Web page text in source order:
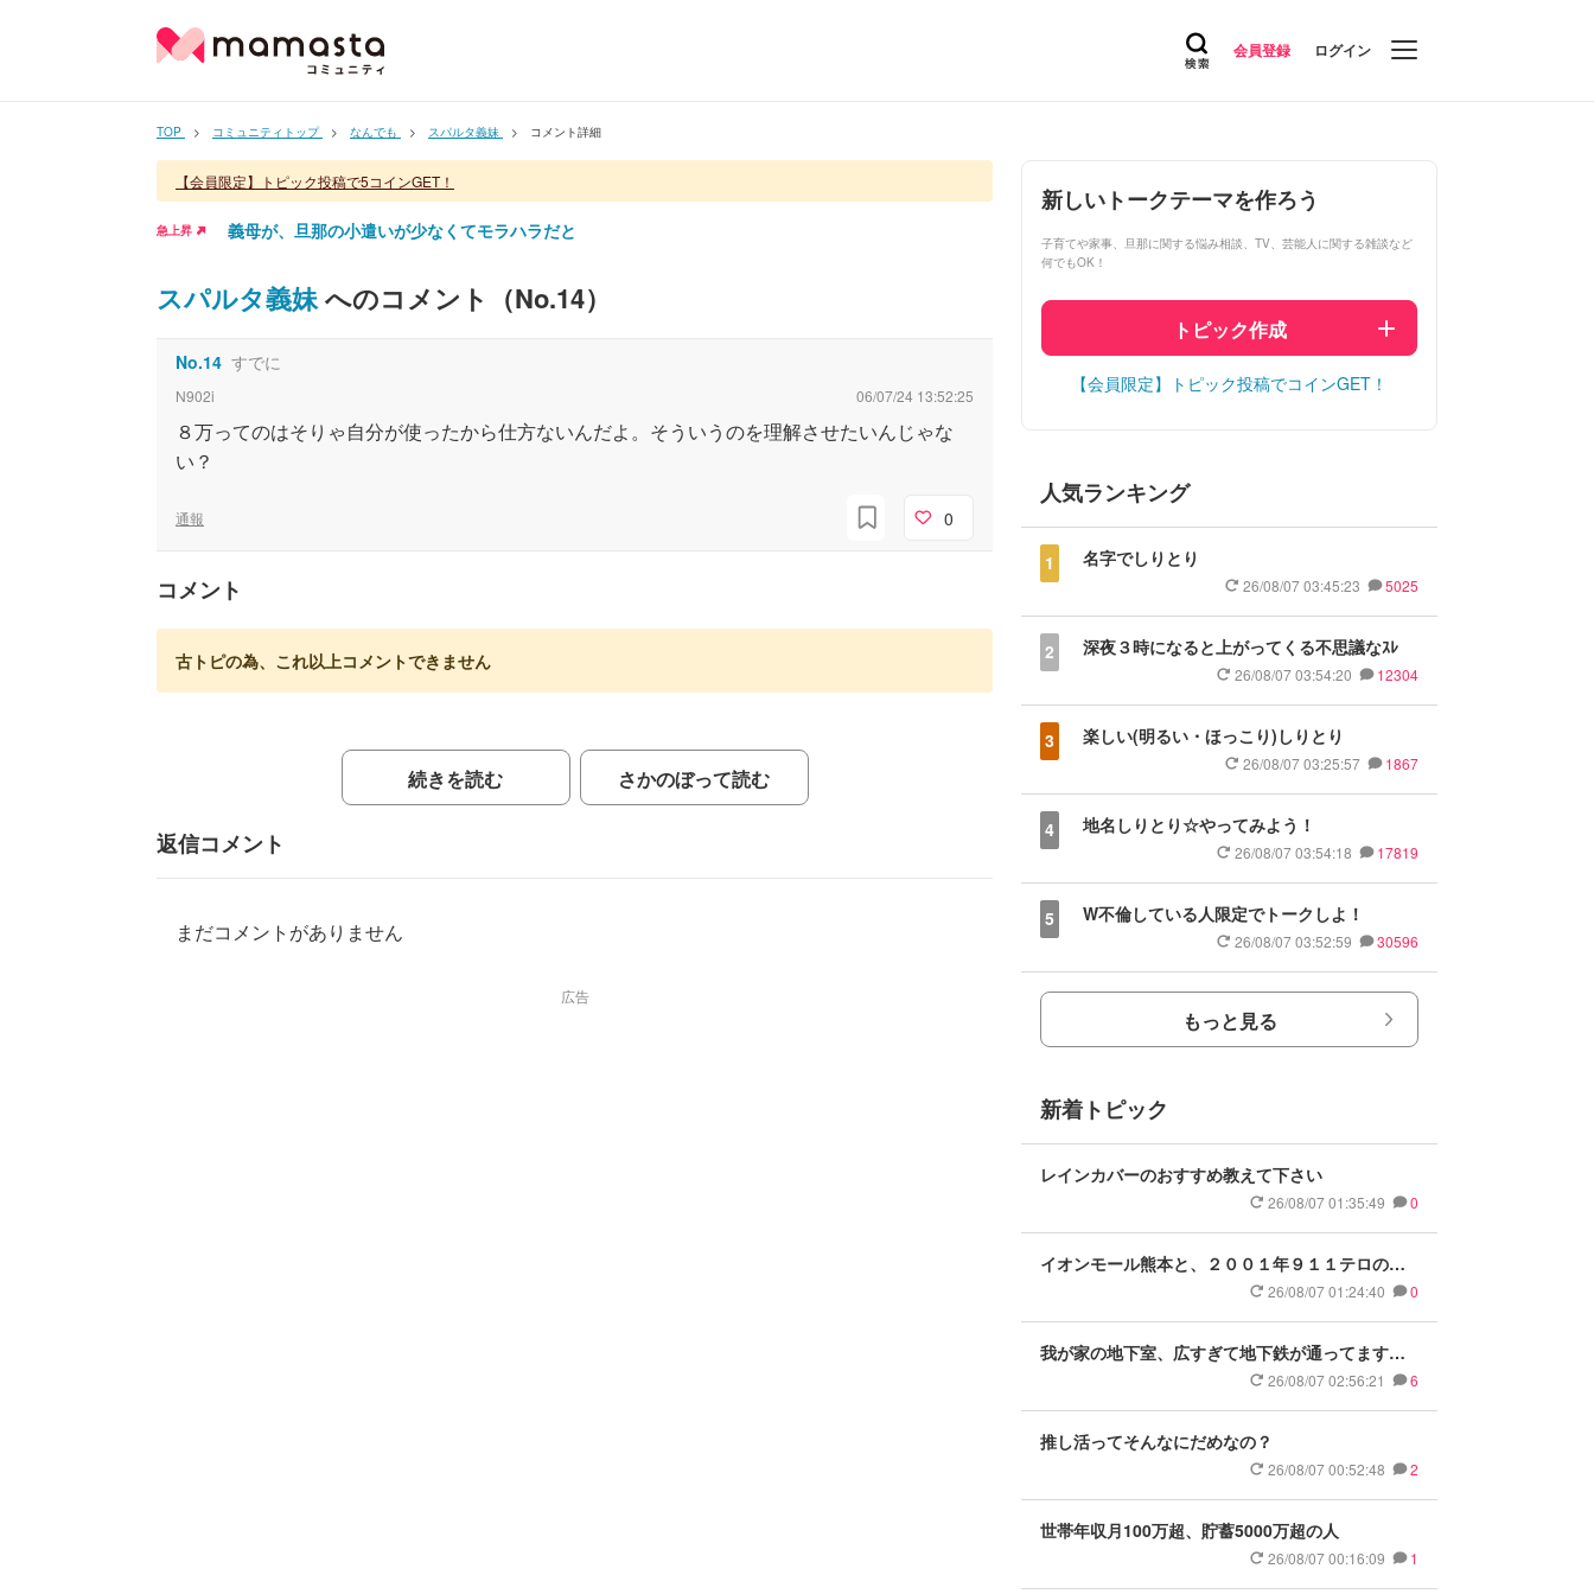
会員登録 ログイン
TOP コミュニティトップ なんでも スパルタ義妹 コメント詳細
【会員限定】トピック投稿で5コインGET！
急上昇 義母が、旦那の小遣いが少なくてモラハラだと
スパルタ義妹へのコメント（No.14）
No.14 すでに
N902i 06/07/24 13:52:25
８万ってのはそりゃ自分が使ったから仕方ないんだよ。そういうのを理解させたいんじゃな
い？
通報 0
コメント
古トピの為、これ以上コメントできません
続きを読む さかのぼって読む
返信コメント
まだコメントがありません
広告
新しいトークテーマを作ろう
子育てや家事、旦那に関する悩み相談、TV、芸能人に関する雑談など
何でもOK！
トピック作成
【会員限定】トピック投稿でコインGET！
人気ランキング
1 名字でしりとり
26/08/07 03:45:23 5025
2 深夜３時になると上がってくる不思議なｽﾚ
26/08/07 03:54:20 12304
3 楽しい(明るい・ほっこり)しりとり
26/08/07 03:25:57 1867
4 地名しりとり☆やってみよう！
26/08/07 03:54:18 17819
5 W不倫している人限定でトークしよ！
26/08/07 03:52:59 30596
もっと見る
新着トピック
レインカバーのおすすめ教えて下さい
26/08/07 01:35:49 0
イオンモール熊本と、２００１年９１１テロの貿
易センタービルの延べ床面積を比べると
26/08/07 01:24:40 0
我が家の地下室、広すぎて地下鉄が通ってますが
26/08/07 02:56:21 6
推し活ってそんなにだめなの？
26/08/07 00:52:48 2
世帯年収月100万超、貯蓄5000万超の人
26/08/07 00:16:09 1